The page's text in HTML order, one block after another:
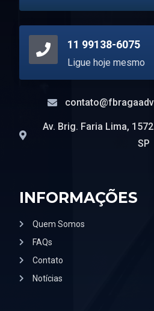
INFORMAÇÕES
Quem Somos
FAQs
Contato
Notícias
11 99138-6075
Ligue hoje mesmo
Av. Brig. Faria Lima,
SP